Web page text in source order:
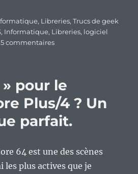
, Libreries,Trucs de geek
, Informatique, Libreries, logiciel
5 commentairessur
mois
en
machine
virtuelle,
deuxième
d’étape.
pour le
Plus/4 ? Un
parfait.
64 est une des scènes
plus actives que je